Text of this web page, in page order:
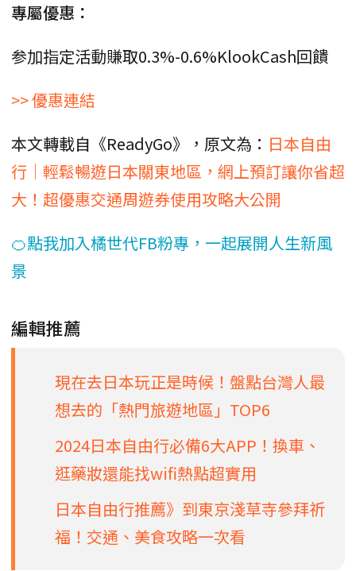
專屬優惠：
参加指定活動賺取0.3%-0.6%KlookCash回饋
>> 優惠連結
本文轉載自《ReadyGo》，原文為： 日本自由
行｜輕鬆暢遊日本關東地區，網上預訂讓你省超
大！超優惠交通周遊券使用攻略大公開
🍊點我加入橘世代FB粉專，一起展開人生新風
景
編輯推薦
現在去日本玩正是時候！盤點台灣人最
想去的「熱門旅遊地區」TOP6
2024日本自由行必備6大APP！換車、
逛藥妝還能找wifi熱點超實用
日本自由行推薦》到東京淺草寺參拜祈
福！交通、美食攻略一次看